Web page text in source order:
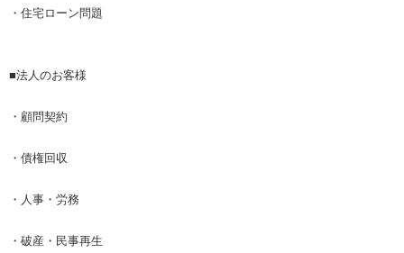
・住宅ローン問題
■法人のお客様
・顧問契約
・債権回収
・人事・労務
・破産・民事再生